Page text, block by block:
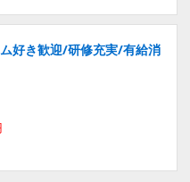
好き歓迎/研修充実/有給消